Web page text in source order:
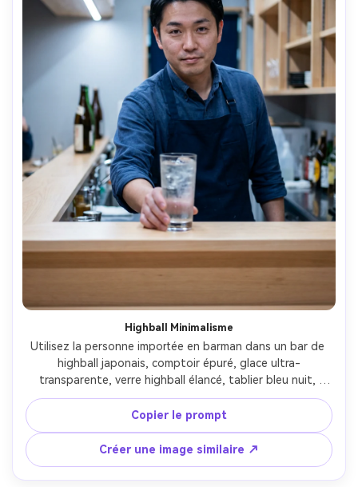
Highball Minimalisme
Utilisez la personne importée en barman dans un bar de
highball japonais, comptoir épuré, glace ultra-
transparente, verre highball élancé, tablier bleu nuit,
expression calme, lumière blanche froide d’en haut, Fujifilm
X-T5 56mm f/1.2, composition équilibrée, reflets réalistes
et condensation sur le verre --ar 4:5
Copier le prompt
Créer une image similaire ↗